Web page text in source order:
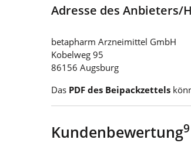
Adresse des Anbieters/
betapharm Arzneimittel GmbH
Kobelweg 95
86156 Augsburg
Das PDF des Beipackzettels
Kundenbewertung9